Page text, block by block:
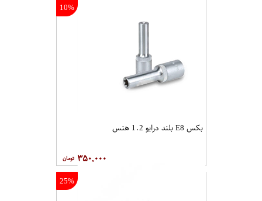
10%
بکس E8 بلند درایو 1.2 هنس
۳۵۰,۰۰۰
25%